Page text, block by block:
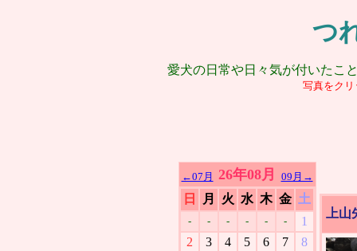
つ
愛犬の日常や日々気が付いたこ
写真をク
←07月 26年08月 09月→
日 月 火 水 木 金 土
- - - - - -
1
2
3 4 5 6 7
8
上